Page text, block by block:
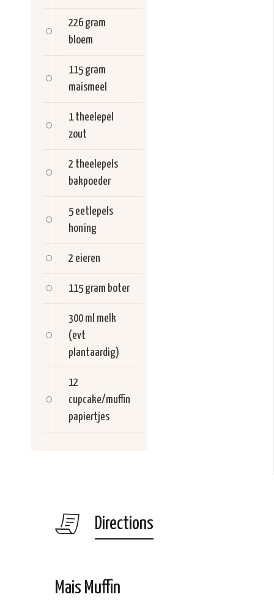
226 gram
bloem
115 gram
maismeel
1 theelepel
zout
2 theelepels
bakpoeder
5 eetlepels
honing
2 eieren
115 gram boter
300 ml melk
(evt
plantaardig)
12
cupcake/muffin
papiertjes
Directions
Mais Muffin